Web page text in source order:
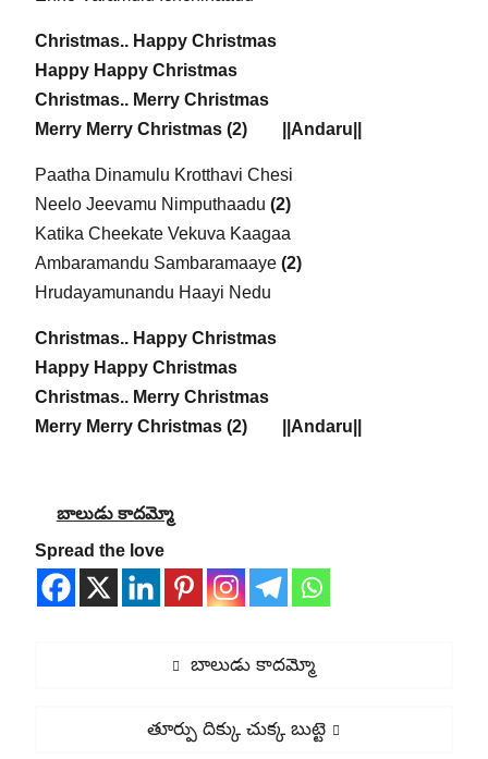
Christmas.. Happy Christmas
Happy Happy Christmas
Christmas.. Merry Christmas
Merry Merry Christmas (2) ||Andaru||
Paatha Dinamulu Krotthavi Chesi
Neelo Jeevamu Nimputhaadu (2)
Katika Cheekate Vekuva Kaagaa
Ambaramandu Sambaramaaye (2)
Hrudayamunandu Haayi Nedu
Christmas.. Happy Christmas
Happy Happy Christmas
Christmas.. Merry Christmas
Merry Merry Christmas (2) ||Andaru||
బాలుడు కాదమ్మో
Spread the love
Previous
బాలుడు కాదమ్మో
Next
తూర్పు దిక్కు చుక్క బుట్టె